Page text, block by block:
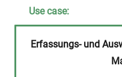
Use case:
Erfassungs- und